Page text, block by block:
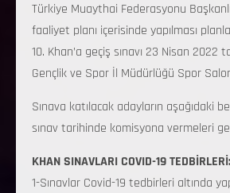
Türkiye Muaythai Federasyonu
faaliyet planı içerisinde yapılması
10. Khan’a geçiş sınavı 23 Nisan 2022
Gençlik ve Spor İl Müdürlüğü Spor
Sınava katılacak adayların aşağıdaki
sınav tarihinde komisyona vermeleri
KHAN SINAVLARI COVID-19 TEDBİRLERİ:
1-Sınavlar Covid-19 tedbirleri altında